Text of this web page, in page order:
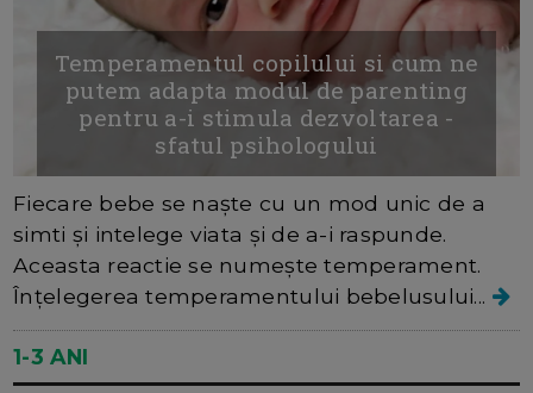
Temperamentul copilului si cum ne
putem adapta modul de parenting
pentru a-i stimula dezvoltarea -
sfatul psihologului
Fiecare bebe se naște cu un mod unic de a
simti și intelege viata și de a-i raspunde.
Aceasta reactie se numește temperament.
Înțelegerea temperamentului bebelusului...
1-3 ANI